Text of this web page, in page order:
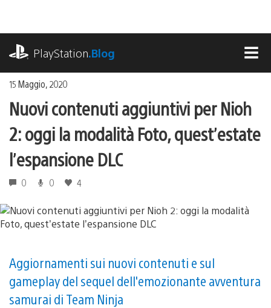
contenuto
PlayStation.Blog
15 Maggio, 2020
Nuovi contenuti aggiuntivi per Nioh
2: oggi la modalità Foto, quest’estate
l’espansione DLC
0 0 4
Aggiornamenti sui nuovi contenuti e sul
gameplay del sequel dell'emozionante avventura
samurai di Team Ninja